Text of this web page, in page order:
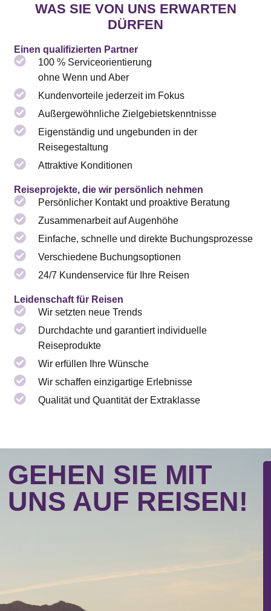
WAS SIE VON UNS ERWARTEN
DÜRFEN
Einen qualifizierten Partner
100 % Serviceorientierung
ohne Wenn und Aber
Kundenvorteile jederzeit im Fokus
Außergewöhnliche Zielgebietskenntnisse
Eigenständig und ungebunden in der
Reisegestaltung
Attraktive Konditionen
Reiseprojekte, die wir persönlich nehmen
Persönlicher Kontakt und proaktive Beratung
Zusammenarbeit auf Augenhöhe
Einfache, schnelle und direkte Buchungsprozesse
Verschiedene Buchungsoptionen
24/7 Kundenservice für Ihre Reisen
Leidenschaft für Reisen
Wir setzten neue Trends
Durchdachte und garantiert individuelle
Reiseprodukte
Wir erfüllen Ihre Wünsche
Wir schaffen einzigartige Erlebnisse
Qualität und Quantität der Extraklasse
GEHEN SIE MIT
UNS AUF REISEN!